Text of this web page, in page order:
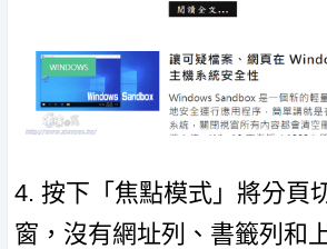
4. 按下「焦點模式」將分頁
窗，沒有網址列、書籤列和